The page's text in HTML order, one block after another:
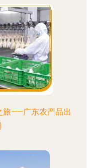
旅——广东农产品出